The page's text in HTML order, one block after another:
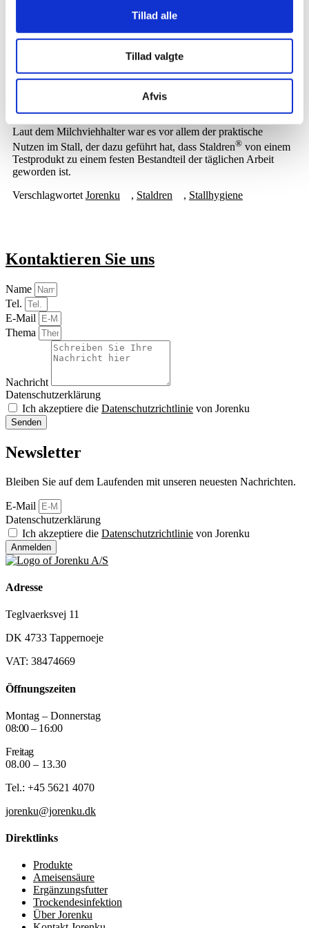
Tillad alle
Tillad valgte
Afvis
trägt zu trockenen Liegeboxen im
hilft dabei, die Liegeboxen trocken und sauber zu
Staldren®ausprobiert und verwenden es weiterhin, weil es gut
funktioniert und im Alltag einen positiven Unterschied macht“,
Laut dem Milchviehhalter war es vor allem der praktische
Nutzen im Stall, der dazu geführt hat, dass Staldren® von einem
Testprodukt zu einem festen Bestandteil der täglichen Arbeit
geworden ist.
Verschlagwortet Jorenku , Staldren , Stallhygiene
Kontaktieren Sie uns
Name
Tel.
E-Mail
Thema
Nachricht
Datenschutzerklärung
Ich akzeptiere die Datenschutzrichtlinie von Jorenku
Senden
Newsletter
Bleiben Sie auf dem Laufenden mit unseren neuesten Nachrichten.
E-Mail
Datenschutzerklärung
Ich akzeptiere die Datenschutzrichtlinie von Jorenku
Anmelden
Adresse
Teglvaerksvej 11
DK 4733 Tappernoeje
VAT: 38474669
Öffnungszeiten
Montag – Donnerstag
08:00 – 16:00
Freitag
08.00 – 13.30
Tel.: +45 5621 4070
jorenku@jorenku.dk
Direktlinks
Produkte
Ameisensäure
Ergänzungsfutter
Trockendesinfektion
Über Jorenku